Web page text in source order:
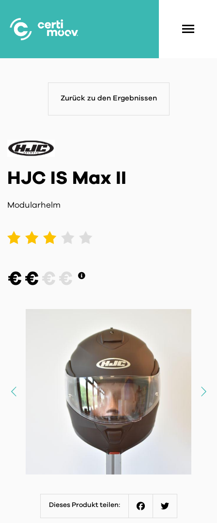
main
content
Zurück zu den Ergebnissen
HJC IS Max II
Modularhelm
2 3 4 5
€ € € €
Dieses Produkt teilen: